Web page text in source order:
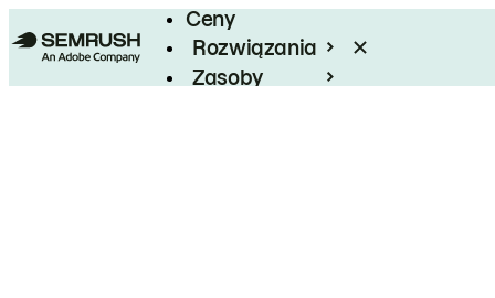
Ceny
Rozwiązania
Zasoby